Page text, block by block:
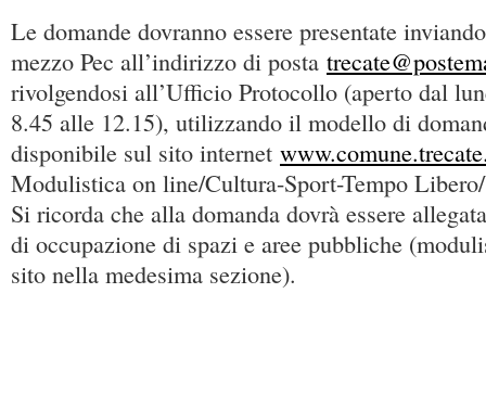
Le domande dovranno essere presentate
mezzo Pec all’indirizzo di posta
rivolgendosi all’Ufficio Protocollo (aperto dal
8.45 alle 12.15), utilizzando il modello di
disponibile sul sito internet
Modulistica on line/Cultura-Sport-Tempo
Si ricorda che alla domanda dovrà essere
di occupazione di spazi e aree pubbliche
sito nella medesima sezione).